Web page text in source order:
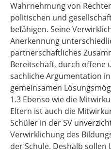
Wahrnehmung von
politischen und
befähigen. Seine
Anerkennung
partnerschaftliches
Bereitschaft, durch offene
sachliche Argumentation
gemeinsamen
1.3 Ebenso wie die
Eltern ist auch die
Schüler in der SV
Verwirklichung des
der Schule. Deshalb